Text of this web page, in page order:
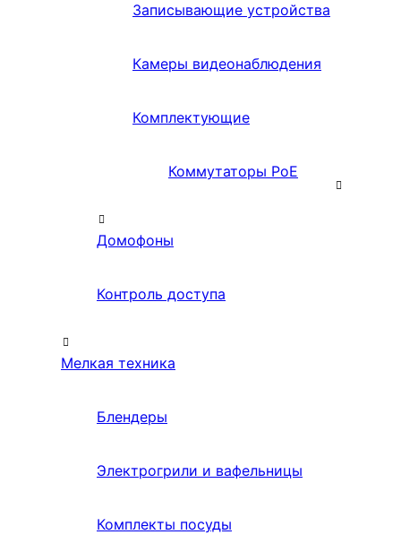
Записывающие устройства
Камеры видеонаблюдения
Комплектующие
Коммутаторы PoE
Домофоны
Контроль доступа
Мелкая техника
Блендеры
Электрогрили и вафельницы
Комплекты посуды